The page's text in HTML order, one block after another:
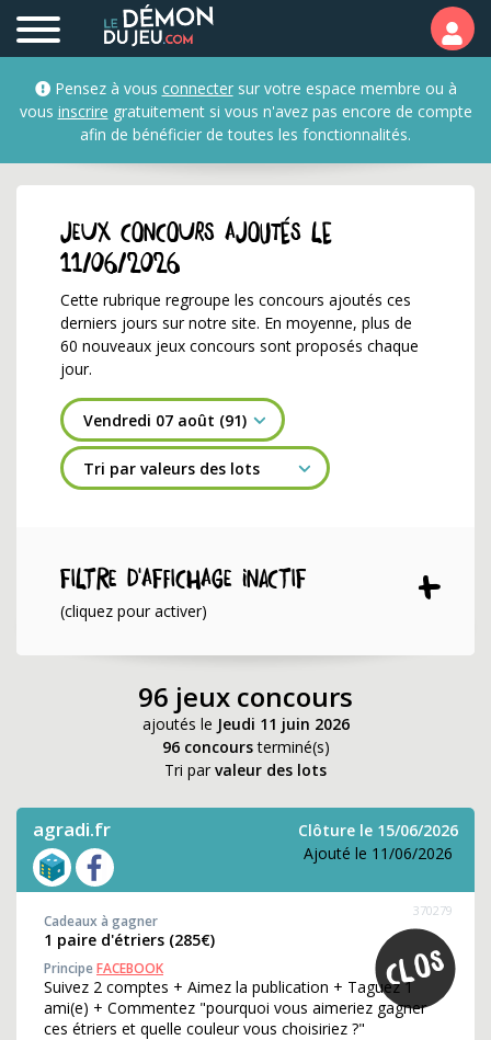
Nouveaux jeux
Pensez à vous connectersur votre espace membre ou à
vous inscrire gratuitement si vous n'avez pas encore de compte
afin de bénéficier de toutes les fonctionnalités.
Jeux concours ajoutés le
11/06/2026
Cette rubrique regroupe les concours ajoutés ces
derniers jours sur notre site. En moyenne, plus de
60 nouveaux jeux concours sont proposés chaque
jour.
Filtre d'affichage INACTIF
(cliquez pour activer)
96 jeux concours
ajoutés le Jeudi 11 juin 2026
96 concoursterminé(s)
Tri par valeur des lots
agradi.fr
Clôture le 15/06/2026
Ajouté le 11/06/2026
370279
Cadeaux à gagner
1 paire d'étriers (285€)
PrincipeFACEBOOK
Suivez 2 comptes + Aimez la publication + Taguez 1
ami(e) + Commentez "pourquoi vous aimeriez gagner
ces étriers et quelle couleur vous choisiriez ?"